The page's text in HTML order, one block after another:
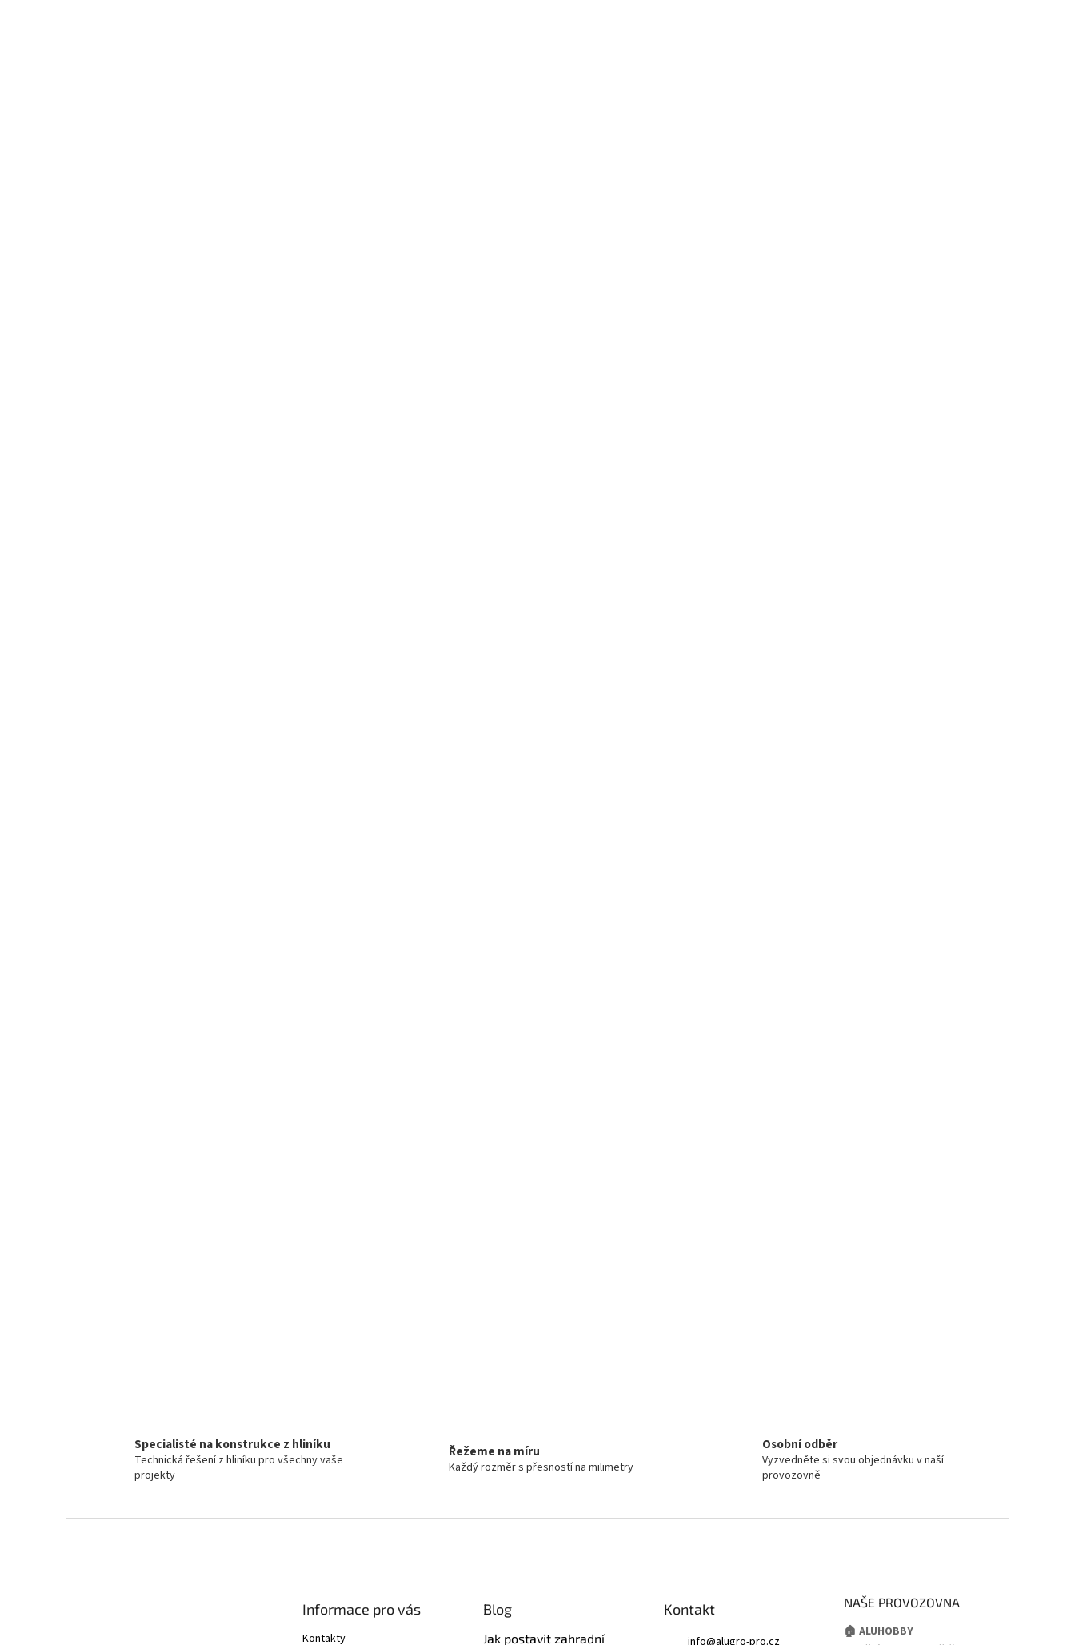
Specialisté na konstrukce z hliníku
Technická řešení z hliníku pro všechny vaše
projekty
Řežeme na míru
Každý rozměr s přesností na milimetry
Osobní odběr
Vyzvedněte si svou objednávku v naší
provozovně
Informace pro vás
Kontakty
Blog
Jak postavit zahradní
Kontakt
info@alugro-pro.cz
NAŠE PROVOZOVNA
🏠 ALUHOBBY